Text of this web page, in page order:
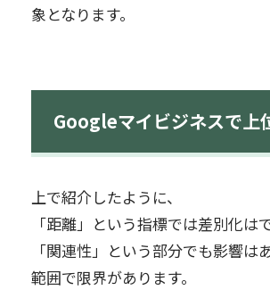
象となります。
Googleマイビジネスで上
上で紹介したように、
「距離」という指標では差別化は
「関連性」という部分でも影響は
範囲で限界があります。